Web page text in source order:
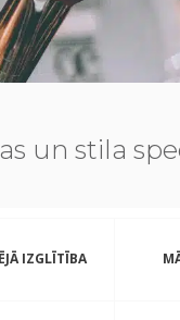
un stila
IZGLĪTĪBA